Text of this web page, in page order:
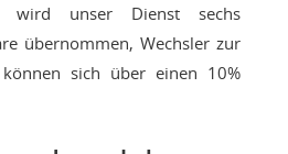
wird unser Dienst sechs
übernommen, Wechsler zur
sich über einen 10%